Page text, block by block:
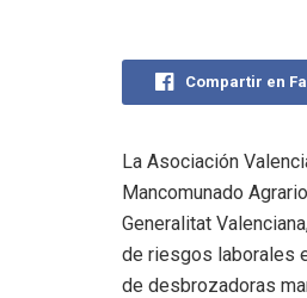
Compartir en
La Asociación
Mancomunado
Generalitat
de riesgos laborales
de desbrozadoras